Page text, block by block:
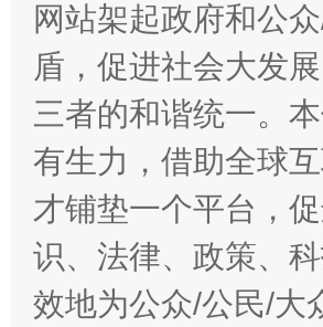
网站架起政府和公
盾，促进社会大发
三者的和谐统一。
有生力，借助全球
才铺垫一个平台，
识、法律、政策、
效地为公众/公民/大